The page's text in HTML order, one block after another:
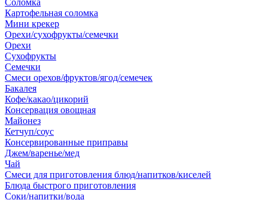
Соломка
Картофельная соломка
Мини крекер
Орехи/сухофрукты/семечки
Орехи
Сухофрукты
Семечки
Смеси орехов/фруктов/ягод/семечек
Бакалея
Кофе/какао/цикорий
Консервация овощная
Майонез
Кетчуп/соус
Консервированные приправы
Джем/варенье/мед
Чай
Смеси для приготовления блюд/напитков/киселей
Блюда быстрого приготовления
Соки/напитки/вода